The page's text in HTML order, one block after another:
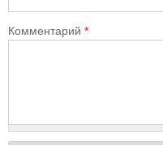
Комментарий *